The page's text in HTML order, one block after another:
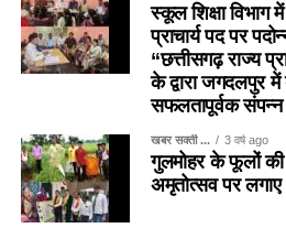
स्कूल शिक्षा
प्राचार्य पद पर
“छत्तीसगढ़ राज्य
के द्वारा जगदलपुर
सफलतापूर्वक संपन्न
खबर सक्ती ... 3 वर्ष ago
गुलमोहर के फूलों की
अमृतोत्सव पर